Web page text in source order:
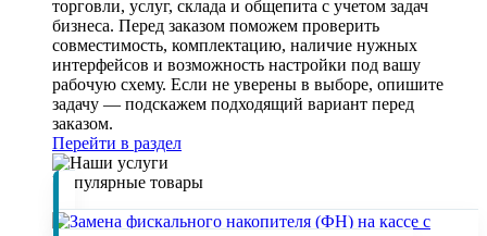
торговли, услуг, склада и общепита с учетом задач
бизнеса. Перед заказом поможем проверить
совместимость, комплектацию, наличие нужных
интерфейсов и возможность настройки под вашу
рабочую схему. Если не уверены в выборе, опишите
задачу — подскажем подходящий вариант перед
заказом.
Перейти в раздел
Популярные товары